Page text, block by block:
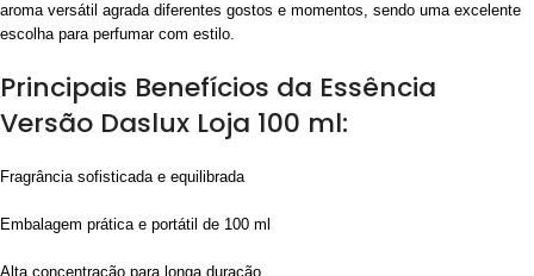
aroma versátil agrada diferentes gostos e momentos, sendo uma excelente
escolha para perfumar com estilo.
Principais Benefícios da Essência
Versão Daslux Loja 100 ml:
Fragrância sofisticada e equilibrada
Embalagem prática e portátil de 100 ml
Alta concentração para longa duração